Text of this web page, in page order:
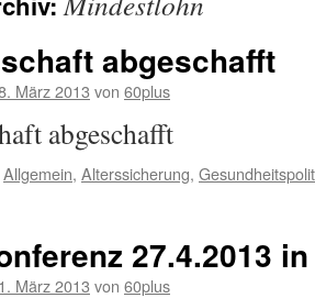
abgeschafft
März 2013 von 60plus
abgeschafft
Allgemein, Alterssicherung,
27.4.2013
März 2013 von 60plus